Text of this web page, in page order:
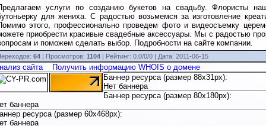
услуги по созданию букетов на свадьбу. Флористы
для жениха. С радостью возьмемся за изготовление
этого, профессионально проведем фото и видеосъемку
приобрести красивые свадебные аксессуары. Мы с радостью
и поможем сделать выбор. Подробности на сайте компании.
64| Просмотров: 1104| Рейтинг: 0.0/0/0 | Дата: 2011-06-15
сайта
Получить информацию WHOIS о домене
Баннер ресурса (размер 88x31px):
Нет баннера
Баннер ресурса (размер 80x180px):
баннера
ресурса (размер 60x468px):
баннера